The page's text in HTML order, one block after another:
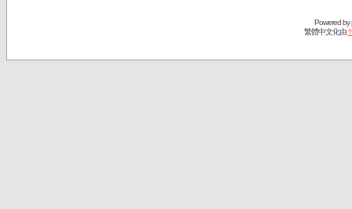
Powered by
繁體中文化由